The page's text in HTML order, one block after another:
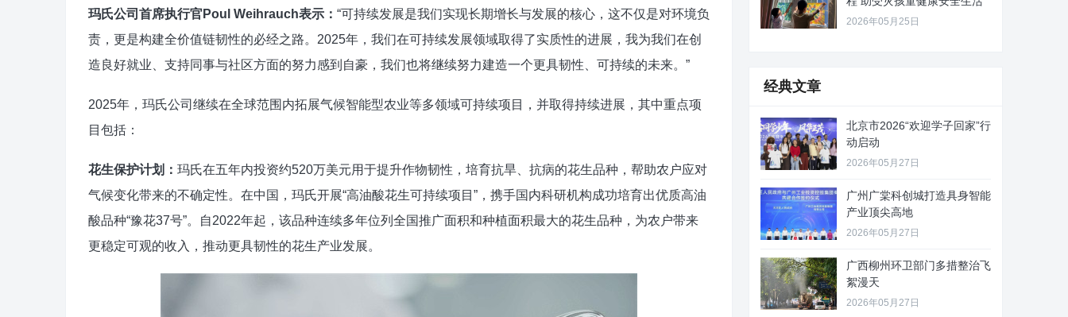
玛氏公司首席执行官Poul Weihrauch表示： “可持续发展是我们实现长期增长与发展的核心，这不仅是对环境负
责，更是构建全价值链韧性的必经之路。2025年，我们在可持续发展领域取得了实质性的进展，我为我们在创
造良好就业、支持同事与社区方面的努力感到自豪，我们也将继续努力建造一个更具韧性、可持续的未来。”
2025年，玛氏公司继续在全球范围内拓展气候智能型农业等多领域可持续项目，并取得持续进展，其中重点项
目包括：
花生保护计划 ： 玛氏在五年内投资约520万美元用于提升作物韧性，培育抗旱、抗病的花生品种，帮助农户应对
气候变化带来的不确定性。在中国，玛氏开展“高油酸花生可持续项目”，携手国内科研机构成功培育出优质高油
酸品种“豫花37号”。自2022年起，该品种连续多年位列全国推广面积和种植面积最大的花生品种，为农户带来
更稳定可观的收入，推动更具韧性的花生产业发展。
2026年05月25日
经典文章
北京市2026“欢迎学子回家”行
动启动
2026年05月27日
广州广棠科创城打造具身智能
产业顶尖高地
2026年05月27日
广西柳州环卫部门多措整治飞
絮漫天
2026年05月27日